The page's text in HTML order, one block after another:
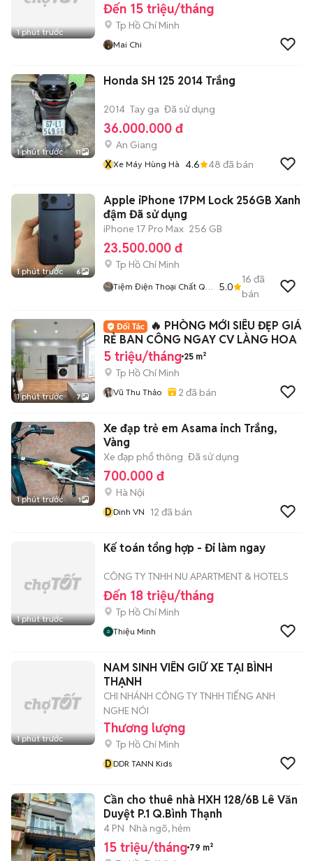
1 phút trước
Đến 15 triệu/tháng
Tp Hồ Chí Minh
Mai Chi
1 phút trước 11
Honda SH 125 2014 Trắng
2014 Tay ga Đã sử dụng
36.000.000 đ
An Giang
XXe Máy Hùng Hà 4.6 48 đã bán
1 phút trước 6
Apple iPhone 17PM Lock 256GB Xanh
đậm Đã sử dụng
iPhone 17 Pro Max 256 GB
23.500.000 đ
Tp Hồ Chí Minh
Tiệm Điện Thoại Chất QH
5.0
16 đã
bán
1 phút trước 7
🔥 PHÒNG MỚI SIÊU ĐẸP GIÁ
RẺ BAN CÔNG NGAY CV LÀNG HOA
5 triệu/tháng 25 m²
Tp Hồ Chí Minh
Vũ Thu Thảo 2 đã bán
1 phút trước 1
Xe đạp trẻ em Asama inch Trắng,
Vàng
Xe đạp phổ thông Đã sử dụng
700.000 đ
Hà Nội
DDinh VN 12 đã bán
1 phút trước
Kế toán tổng hợp - Đi làm ngay
CÔNG TY TNHH NU APARTMENT & HOTELS
Đến 18 triệu/tháng
Tp Hồ Chí Minh
Thiệu Minh
1 phút trước
NAM SINH VIÊN GIỮ XE TẠI BÌNH
THẠNH
CHI NHÁNH CÔNG TY TNHH TIẾNG ANH
NGHE NÓI
Thương lượng
Tp Hồ Chí Minh
DDDR TANN Kids
Cần cho thuê nhà HXH 128/6B Lê Văn
Duyệt P.1 Q.Bình Thạnh
4 PN Nhà ngõ, hẻm
15 triệu/tháng 79 m²